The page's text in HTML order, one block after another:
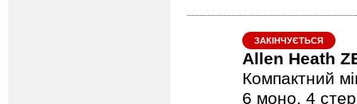
ЗАКІНЧУЄТЬСЯ
Allen Heath
Компактний
6 моно, 4